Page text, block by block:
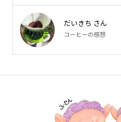
だいきち さん
コーヒーの感想